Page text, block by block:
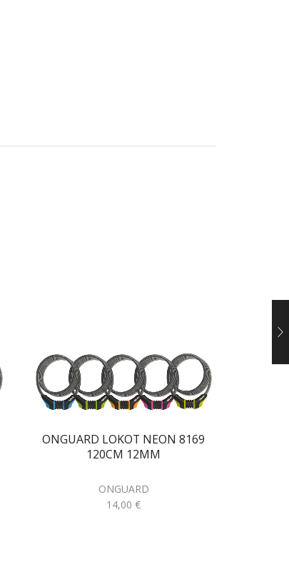
ONGUARD LOKOT NEON 8169
120CM 12MM
ONGUARD
14,00€